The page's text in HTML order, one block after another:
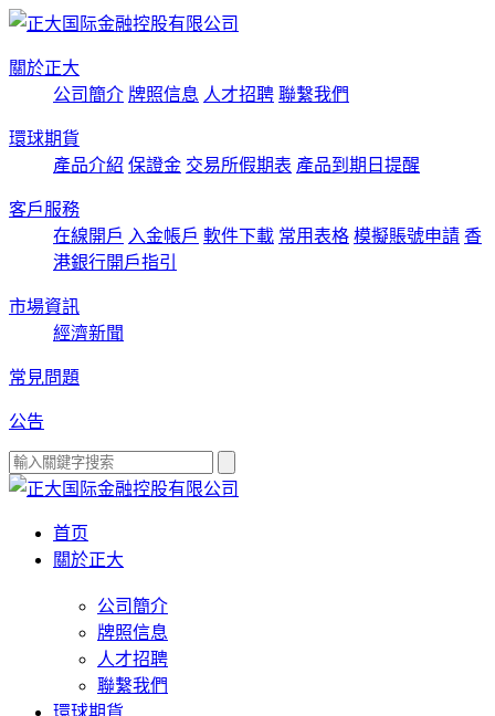
關於正大
公司簡介 牌照信息 人才招聘 聯繫我們
環球期貨
產品介紹 保證金 交易所假期表 產品到期日提醒
客戶服務
在線開戶 入金帳戶 軟件下載 常用表格 模擬賬號申請 香
港銀行開戶指引
市場資訊
經濟新聞
常見問題
公告
首页
關於正大
公司簡介
牌照信息
人才招聘
聯繫我們
環球期貨